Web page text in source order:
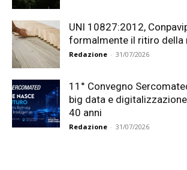
UNI 10827:2012,
formalmente il ritiro della
Redazione - 31/07/2026
11° Convegno
big data e
40 anni
Redazione - 31/07/2026